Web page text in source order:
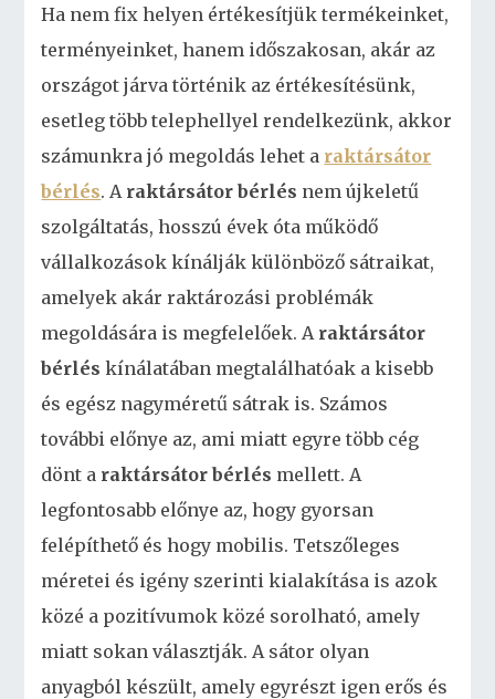
Ha nem fix helyen értékesítjük termékeinket,
terményeinket, hanem időszakosan, akár az
országot járva történik az értékesítésünk,
esetleg több telephellyel rendelkezünk, akkor
számunkra jó megoldás lehet a raktársátor
bérlés. A raktársátor bérlés nem újkeletű
szolgáltatás, hosszú évek óta működő
vállalkozások kínálják különböző sátraikat,
amelyek akár raktározási problémák
megoldására is megfelelőek. A raktársátor
bérlés kínálatában megtalálhatóak a kisebb
és egész nagyméretű sátrak is. Számos
további előnye az, ami miatt egyre több cég
dönt a raktársátor bérlés mellett. A
legfontosabb előnye az, hogy gyorsan
felépíthető és hogy mobilis. Tetszőleges
méretei és igény szerinti kialakítása is azok
közé a pozitívumok közé sorolható, amely
miatt sokan választják. A sátor olyan
anyagból készült, amely egyrészt igen erős és